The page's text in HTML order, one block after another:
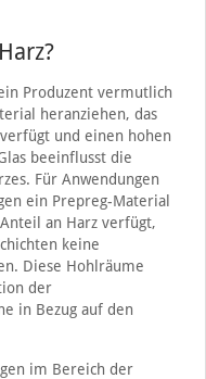
Produzent vermutlich
heranziehen, das
und einen hohen
beeinflusst die
Für Anwendungen
ein Prepreg-Material
an Harz verfügt,
keine
Diese Hohlräume
der
in Bezug auf den
im Bereich der